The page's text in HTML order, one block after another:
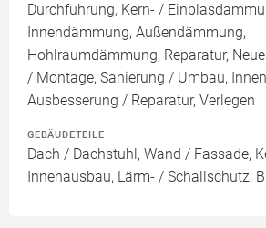
Durchführung, Kern- /
Innendämmung, Außendämmung,
Hohlraumdämmung, Reparatur,
/ Montage, Sanierung / Umbau,
Ausbesserung / Reparatur, Verlegen
GEBÄUDETEILE
Dach / Dachstuhl, Wand / Fassade,
Innenausbau, Lärm- / Schallschutz,